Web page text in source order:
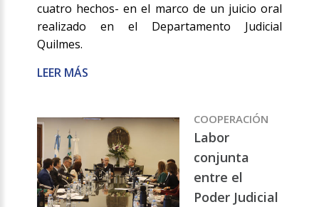
cuatro hechos- en el marco de un juicio oral
realizado en el Departamento Judicial
Quilmes.
LEER MÁS
COOPERACIÓN
Labor
conjunta
entre el
Poder Judicial